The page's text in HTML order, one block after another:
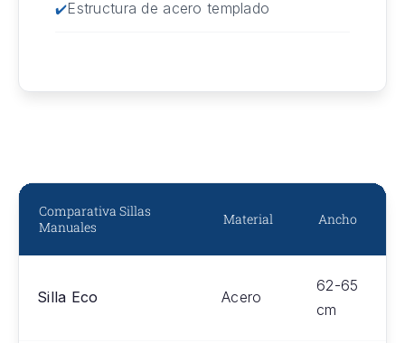
Estructura de acero templado
Comparativa Sillas
Manuales
Material Ancho
Silla Eco Acero
62-65
cm